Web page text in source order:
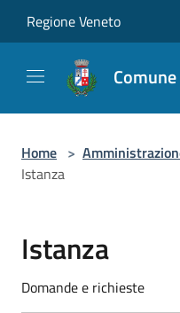
Regione Veneto
Home >
Istanza
Istanza
Domande e richieste